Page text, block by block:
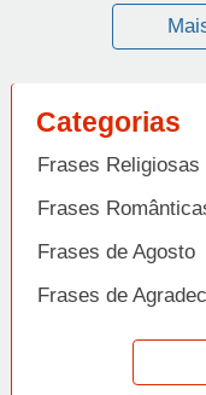
Categorias
Frases Religiosas
Frases
Frases de Agosto
Frases de
Frases de
Frases de Amor